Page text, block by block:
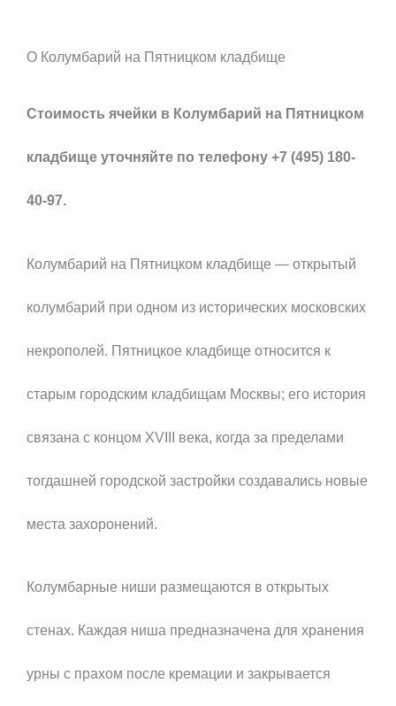
О Колумбарий на Пятницком кладбище
Стоимость ячейки в Колумбарий на Пятницком
кладбище уточняйте по телефону +7 (495) 180-
40-97.
Колумбарий на Пятницком кладбище — открытый
колумбарий при одном из исторических московских
некрополей. Пятницкое кладбище относится к
старым городским кладбищам Москвы; его история
связана с концом XVIII века, когда за пределами
тогдашней городской застройки создавались новые
места захоронений.
Колумбарные ниши размещаются в открытых
стенах. Каждая ниша предназначена для хранения
урны с прахом после кремации и закрывается